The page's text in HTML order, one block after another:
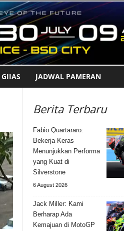
GIIAS JADWAL PAMERAN
Berita Terbaru
Fabio Quartararo:
Bekerja Keras
Menunjukkan Performa
yang Kuat di
Silverstone
6 August 2026
Jack Miller: Kami
Berharap Ada
Kemajuan di MotoGP